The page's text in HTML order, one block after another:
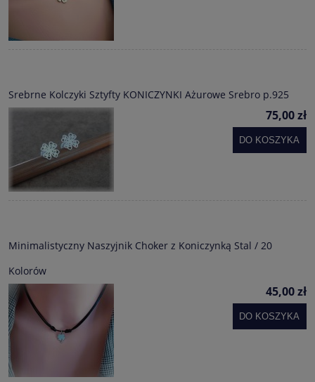
Srebrne Kolczyki Sztyfty KONICZYNKI Ażurowe Srebro p.925
75,00 zł
DO KOSZYKA
Minimalistyczny Naszyjnik Choker z Koniczynką Stal / 20
Kolorów
45,00 zł
DO KOSZYKA